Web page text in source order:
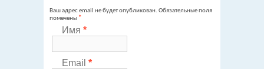
Ваш адрес email не будет опубликован. Обязательные поля
помечены *
Имя *
Email *